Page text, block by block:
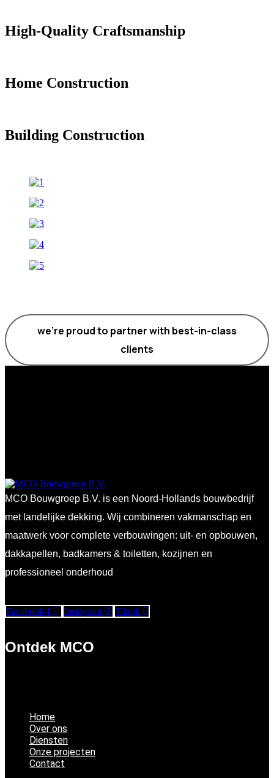
High-Quality Craftsmanship
Home Construction
Building Construction
we’re proud to partner with best-in-class
clients
MCO Bouwgroep B.V. is een Noord-Hollands bouwbedrijf
met landelijke dekking. Wij combineren vakmanschap en
maatwerk voor complete verbouwingen: uit- en opbouwen,
dakkapellen, badkamers & toiletten, kozijnen en
professioneel onderhoud
Facebook-f Instagram Tiktok
Ontdek MCO
Home
Over ons
Diensten
Onze projecten
Contact